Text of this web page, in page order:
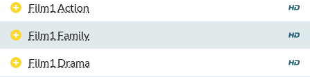
Film1 Action
Film1 Family
Film1 Drama